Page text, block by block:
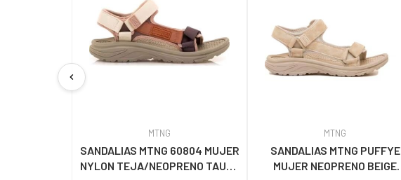
chevron_left
MTNG
SANDALIAS MTNG 60804 MUJER
NYLON TEJA/NEOPRENO TAUPE
MTNG
SANDALIAS MTNG PUFFYE
MUJER NEOPRENO BEIGE